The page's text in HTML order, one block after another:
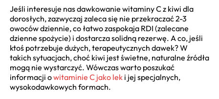
Jeśli interesuje nas dawkowanie witaminy C z kiwi dla
dorosłych, zazwyczaj zaleca się nie przekraczać 2-3
owoców dziennie, co łatwo zaspokaja RDI (zalecane
dzienne spożycie) i dostarcza solidną rezerwę. A co, jeśli
ktoś potrzebuje dużych, terapeutycznych dawek? W
takich sytuacjach, choć kiwi jest świetne, naturalne źródła
mogą nie wystarczyć. Wówczas warto poszukać
informacji owitaminie C jako lek i jej specjalnych,
wysokodawkowych formach.